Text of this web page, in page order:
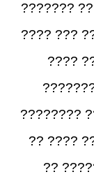
??????
?? ????
???
??????
???? ??
?? ??
????